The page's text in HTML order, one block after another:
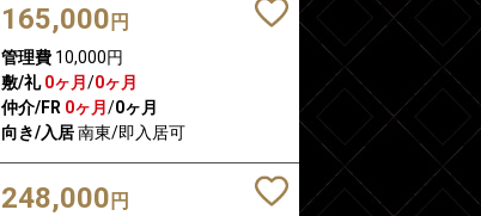
165,000 円
管理費10,000円
敷/礼 0ヶ月 /0ヶ月
仲介/FR 0ヶ月 /0ヶ月
向き/入居南東/即入居可
248,000 円